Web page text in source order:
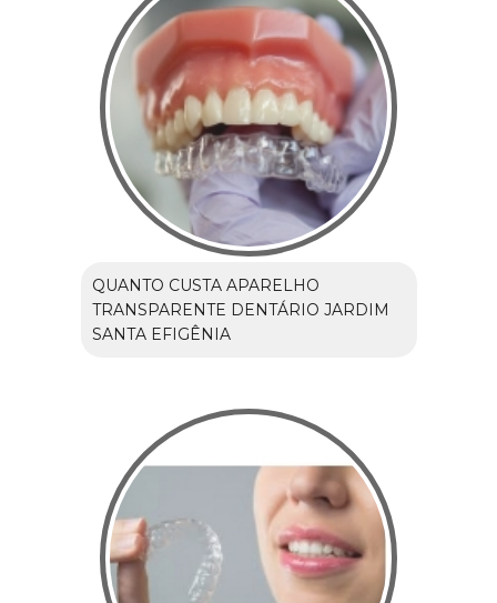
QUANTO CUSTA APARELHO
TRANSPARENTE DENTÁRIO JARDIM
SANTA EFIGÊNIA